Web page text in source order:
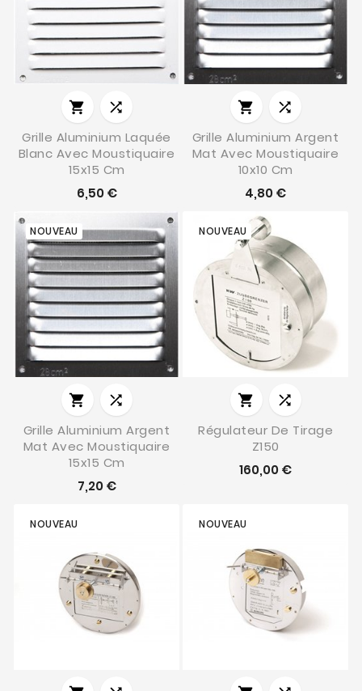


Grille Aluminium Laquée
Blanc Avec Moustiquaire
15x15 Cm
6,50 €


Grille Aluminium Argent
Mat Avec Moustiquaire
10x10 Cm
4,80 €
NOUVEAU


Grille Aluminium Argent
Mat Avec Moustiquaire
15x15 Cm
7,20 €
NOUVEAU


Régulateur De Tirage
Z150
160,00 €
NOUVEAU NOUVEAU